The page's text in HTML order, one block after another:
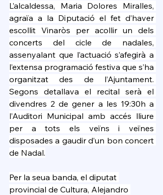
L’alcaldessa, Maria Dolores Miralles,
agraïa a la Diputació el fet d’haver
escollit Vinaròs per acollir un dels
concerts del cicle de nadales,
assenyalant que l’actuació s’afegirà a
l’extensa programació festiva que s’ha
organitzat des de l’Ajuntament.
Segons detallava el recital serà el
divendres 2 de gener a les 19:30h a
l’Auditori Municipal amb accés lliure
per a tots els veïns i veïnes
disposades a gaudir d’un bon concert
de Nadal.
Per la seua banda, el diputat
provincial de Cultura, Alejandro